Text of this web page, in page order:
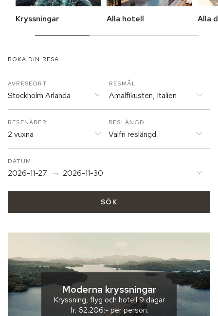
Kryssningar Alla hotell Alla
BOKA DIN RESA
AVRESEORT
Stockholm Arlanda
RESMÅL
Amalfikusten, Italien
RESLÄNGD
Valfri reslängd
DATUM
2026-11-27 2026-11-30
RESENÄRER
2 vuxna
SÖK
Moderna kryssningar
Kryssning, flyg och hotell9 dagar
fr. 62.206:- per person.